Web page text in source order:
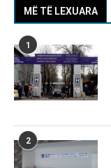
MË TË LEXUARA
1
2